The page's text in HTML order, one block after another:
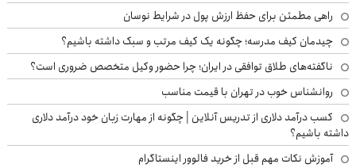
راهی مطمئن برای حفظ ارزش پول در شرایط نوسان
چیدمان کیف مدرسه؛ چگونه یک کیف مرتب و سبک داشته باشیم؟
ناگفته‌های طلاق توافقی در ایران؛ چرا حضور وکیل متخصص ضروری است؟
روانشناس خوب در تهران با قیمت مناسب
کسب درآمد دلاری از تدریس آنلاین | چگونه از مهارت زبان خود درآمد دلاری
داشته باشیم؟
آموزش نکات مهم قبل از خرید فالوور اینستاگرام